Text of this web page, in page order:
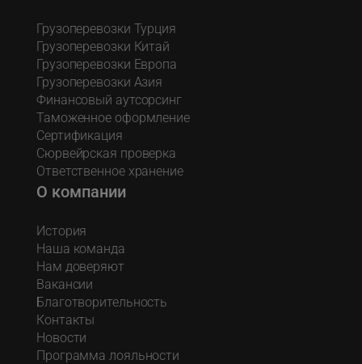
Грузоперевозки Турция
Грузоперевозки Китай
Грузоперевозки Европа
Грузоперевозки Азия
Финансовый аутсорсинг
Таможенное оформление
Сертификация
Сюрвейрская проверка
Ответственное хранение
О компании
История
Наша команда
Нам доверяют
Вакансии
Благотворительность
Контакты
Новости
Программа лояльности